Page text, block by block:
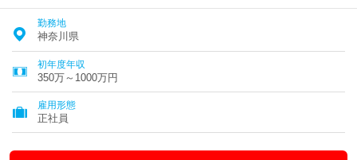
勤務地
神奈川県
初年度年収
350万～1000万円
雇用形態
正社員